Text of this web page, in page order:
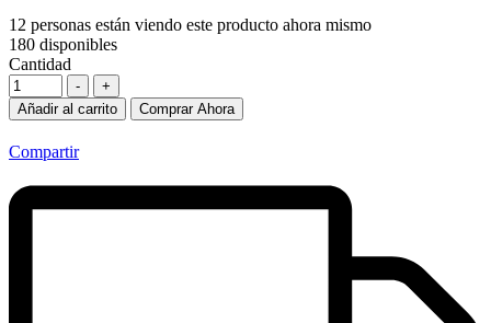
12 personas están viendo este producto ahora mismo
180 disponibles
Cantidad
-
+
Añadir al carrito
Comprar Ahora
Compartir